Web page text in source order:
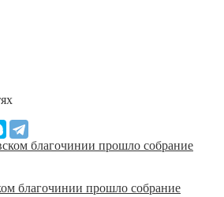
благочинии прошло собрание